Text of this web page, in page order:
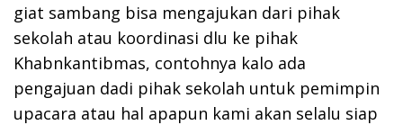
giat sambang bisa mengajukan dari pihak
sekolah atau koordinasi dlu ke pihak
Khabnkantibmas, contohnya kalo ada
pengajuan dadi pihak sekolah untuk pemimpin
upacara atau hal apapun kami akan selalu siap